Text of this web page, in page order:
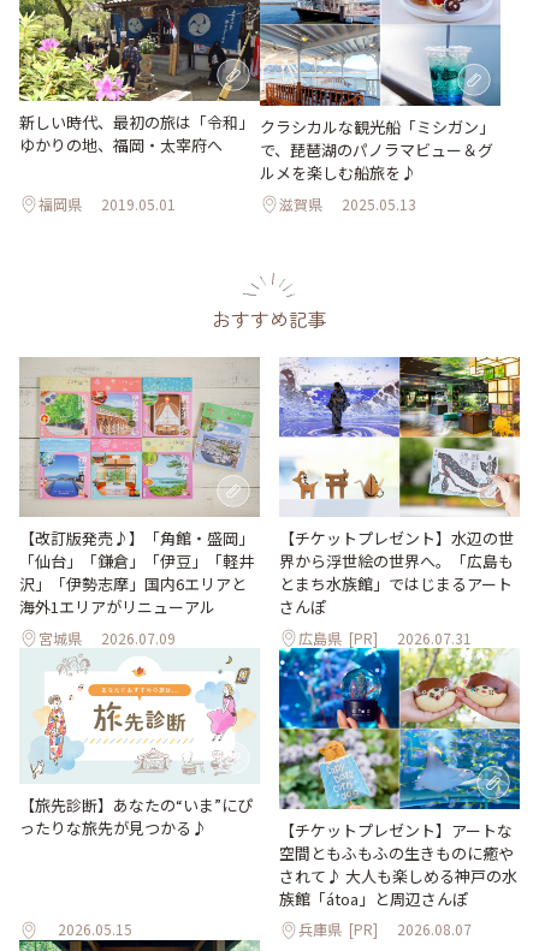
新しい時代、最初の旅は「令和」
ゆかりの地、福岡・太宰府へ
福岡県 2019.05.01
クラシカルな観光船「ミシガン」
で、琵琶湖のパノラマビュー＆グ
ルメを楽しむ船旅を♪
滋賀県 2025.05.13
おすすめ記事
【改訂版発売♪】「角館・盛岡」
「仙台」「鎌倉」「伊豆」「軽井
沢」「伊勢志摩」国内6エリアと
海外1エリアがリニューアル
宮城県 2026.07.09
【チケットプレゼント】水辺の世
界から浮世絵の世界へ。「広島も
とまち水族館」ではじまるアート
さんぽ
広島県 [PR] 2026.07.31
【旅先診断】あなたの“いま”にぴ
ったりな旅先が見つかる♪
2026.05.15
【チケットプレゼント】アートな
空間ともふもふの生きものに癒や
されて♪ 大人も楽しめる神戸の水
族館「átoa」と周辺さんぽ
兵庫県 [PR] 2026.08.07